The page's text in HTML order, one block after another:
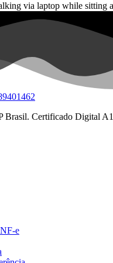
Certificado Digital
e